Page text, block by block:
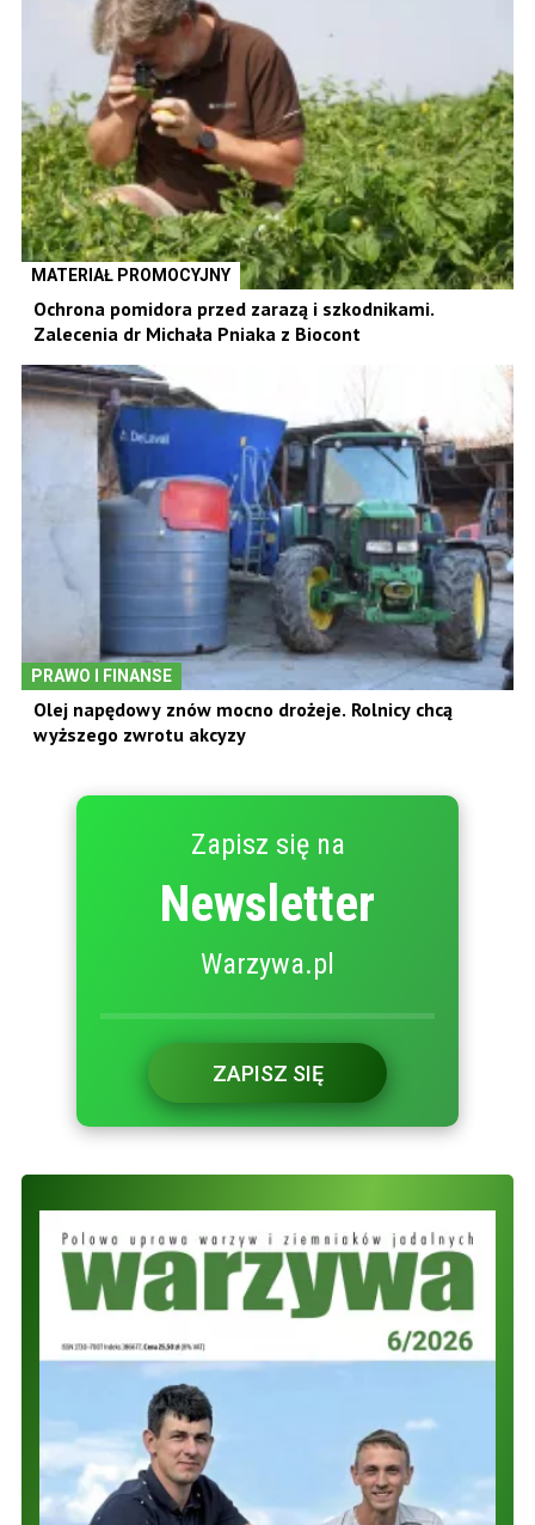
MATERIAŁ PROMOCYJNY
Ochrona pomidora przed zarazą i szkodnikami.
Zalecenia dr Michała Pniaka z Biocont
PRAWO I FINANSE
Olej napędowy znów mocno drożeje. Rolnicy chcą
wyższego zwrotu akcyzy
Zapisz się na
Newsletter
Warzywa.pl
ZAPISZ SIĘ